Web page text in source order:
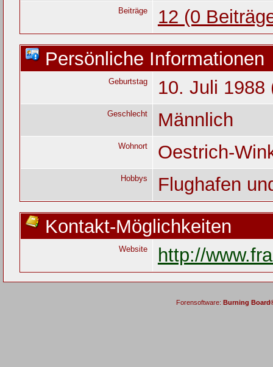
Beiträge
12 (0
Persönliche Informationen
Geburtstag 10. Juli 1988
Geschlecht Männlich
Wohnort Oestrich-
Hobbys
Flughafen
Kontakt-Möglichkeiten
Website http://
Forensoftware: Burning